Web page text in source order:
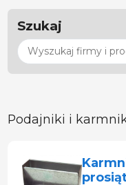
Szukaj
Podajniki i